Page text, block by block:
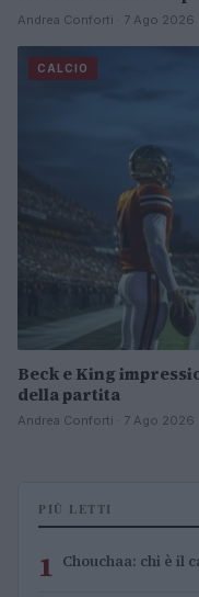
Andrea Conforti · 7 Ago 2026
CALCIO
Beck e King
della partita
Andrea Conforti · 7 Ago 2026
PIÙ LETTI
1 Chouchaa: chi è il